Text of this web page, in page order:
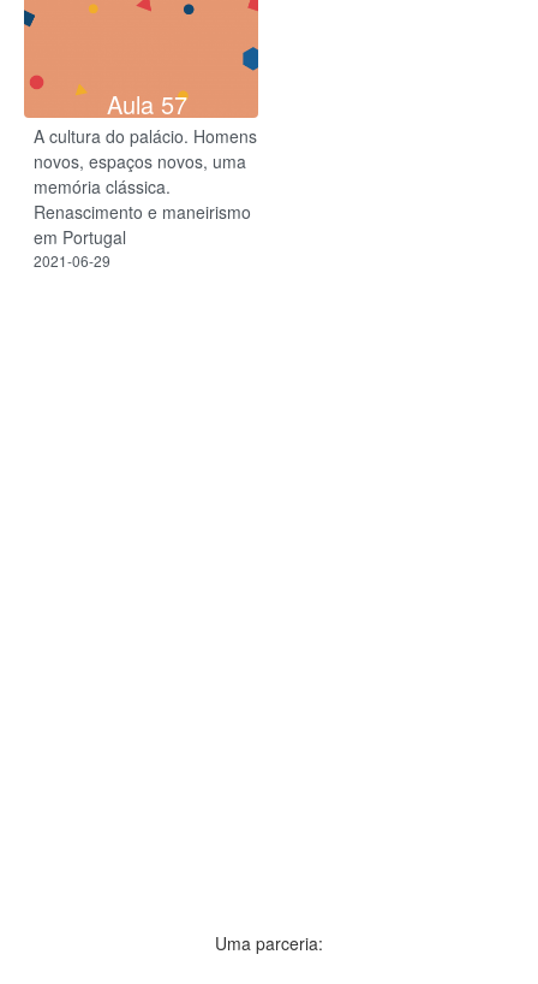
Aula 57
A cultura do palácio. Homens
novos, espaços novos, uma
memória clássica.
Renascimento e maneirismo
em Portugal
2021-06-29
Uma parceria: